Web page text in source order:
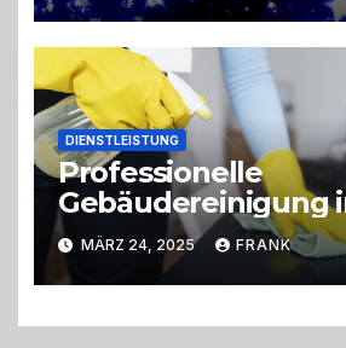
DIENSTLEISTUNG
Professionelle
Gebäudereinigung
Brandenburg
MÄRZ 24, 2025 FRANK